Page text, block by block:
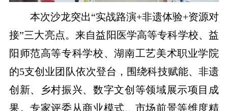
本次沙龙突出“实战路演+非遗体验+资源对
接”三大亮点。来自益阳医学高等专科学校、益
阳师范高等专科学校、湖南工艺美术职业学院
的5支创业团队依次登台，围绕科技赋能、非遗
创新、乡村振兴、数字文创等领域展示项目成
果。专家评委从商业模式、市场前景等维度精